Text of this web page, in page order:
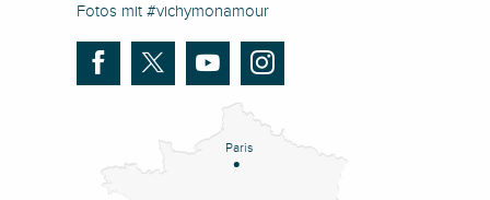
Fotos mit #vichymonamour
Paris